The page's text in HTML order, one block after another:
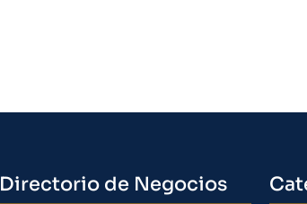
Directorio de Negocios